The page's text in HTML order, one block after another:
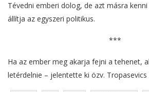
Tévedni emberi dolog, de azt másra
állítja az egyszeri politikus.
***
Ha az ember meg akarja fejni a tehenet,
letérdelnie – jelentette ki özv. Tropasevics